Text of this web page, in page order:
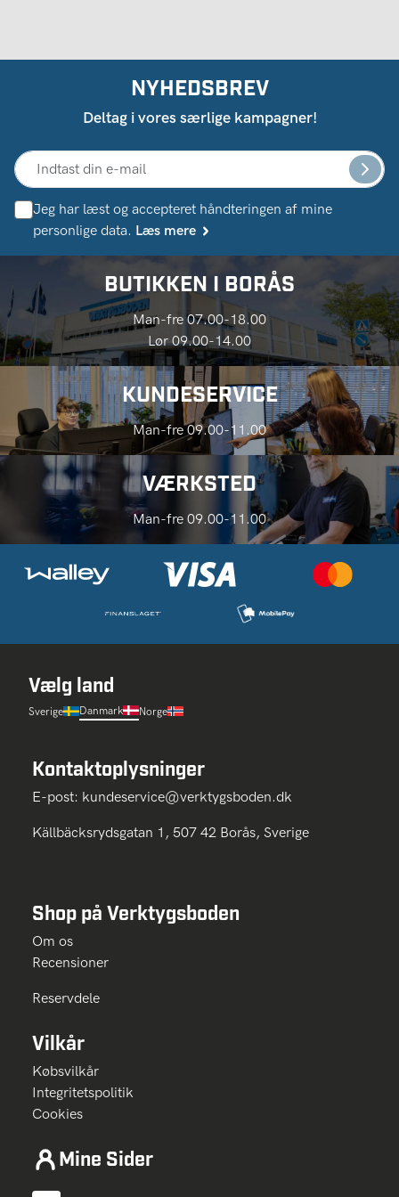
NYHEDSBREV
Deltag i vores særlige kampagner!
Jeg har læst og accepteret håndteringen af ​​mine
personlige data. Læs mere
BUTIKKEN I BORÅS
Man-fre 07.00-18.00
Lør 09.00-14.00
KUNDESERVICE
Man-fre 09.00-11.00
VÆRKSTED
Man-fre 09.00-11.00
Vælg land
Sverige Danmark Norge
Kontaktoplysninger
E-post: kundeservice@verktygsboden.dk
Källbäcksrydsgatan 1, 507 42 Borås, Sverige
Shop på Verktygsboden
Om os
Recensioner
Reservdele
Vilkår
Købsvilkår
Integritetspolitik
Cookies
Mine Sider